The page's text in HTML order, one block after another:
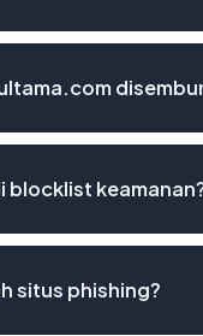
blocklist
situs phishing?